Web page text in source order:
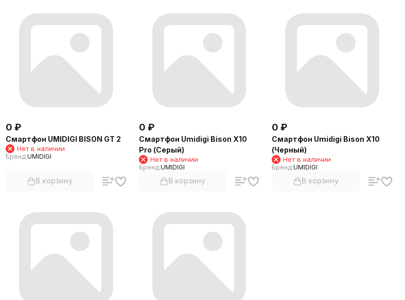
0 ₽
Смартфон UMIDIGI BISON GT 2
Нет в наличии
Бренд:UMIDIGI
В корзину
0 ₽
Смартфон Umidigi Bison X10
Pro (Серый)
Нет в наличии
Бренд:UMIDIGI
В корзину
0 ₽
Смартфон Umidigi Bison X10
(Черный)
Нет в наличии
Бренд:UMIDIGI
В корзину